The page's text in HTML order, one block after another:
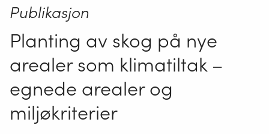
Publikasjon
Planting av skog på nye
arealer som klimatiltak –
egnede arealer og
miljøkriterier